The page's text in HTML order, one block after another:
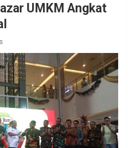
UMKM Angkat